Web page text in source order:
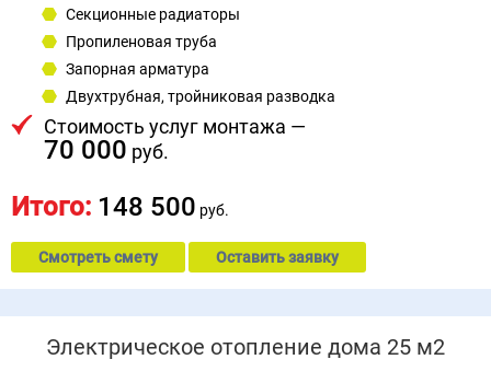
Секционные радиаторы
Пропиленовая труба
Запорная арматура
Двухтрубная, тройниковая разводка
Стоимость услуг монтажа —
70 000 руб.
Итого: 148 500 руб.
Смотреть смету Оставить заявку
Электрическое отопление дома 25 м2